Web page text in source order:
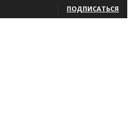
ПОДПИСАТЬСЯ